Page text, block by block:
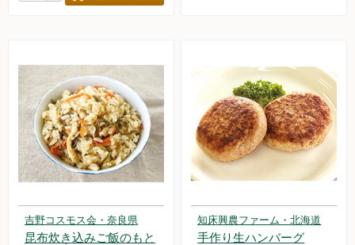
水産品
肉類
冷蔵食品他
惣菜
麺
吉野コスモス会・奈良県
昆布炊き込みご飯のもと
知床興農ファーム・北海道
手作り生ハンバーグ